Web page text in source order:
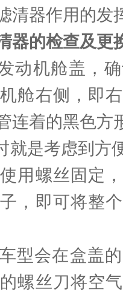
清器作用的发
器的检查及更
机舱盖，确
机舱右侧，即
连着的黑色方
是考虑到方
用螺丝固定
，即可将整
会在盒盖的
螺丝刀将空